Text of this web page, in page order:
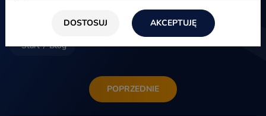
Start / Blog
POPRZEDNIE
DOSTOSUJ AKCEPTUJĘ